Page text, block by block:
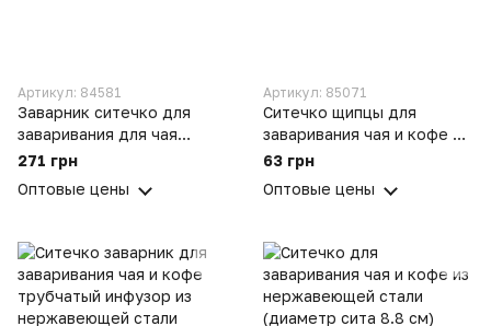
Артикул: 84581
Заварник ситечко для
заваривания для чая
силиконовый "Акула"
271 грн
Оптовые цены
Артикул: 85071
Ситечко щипцы для
заваривания чая и кофе из
нержавеющей стали
63 грн
Оптовые цены